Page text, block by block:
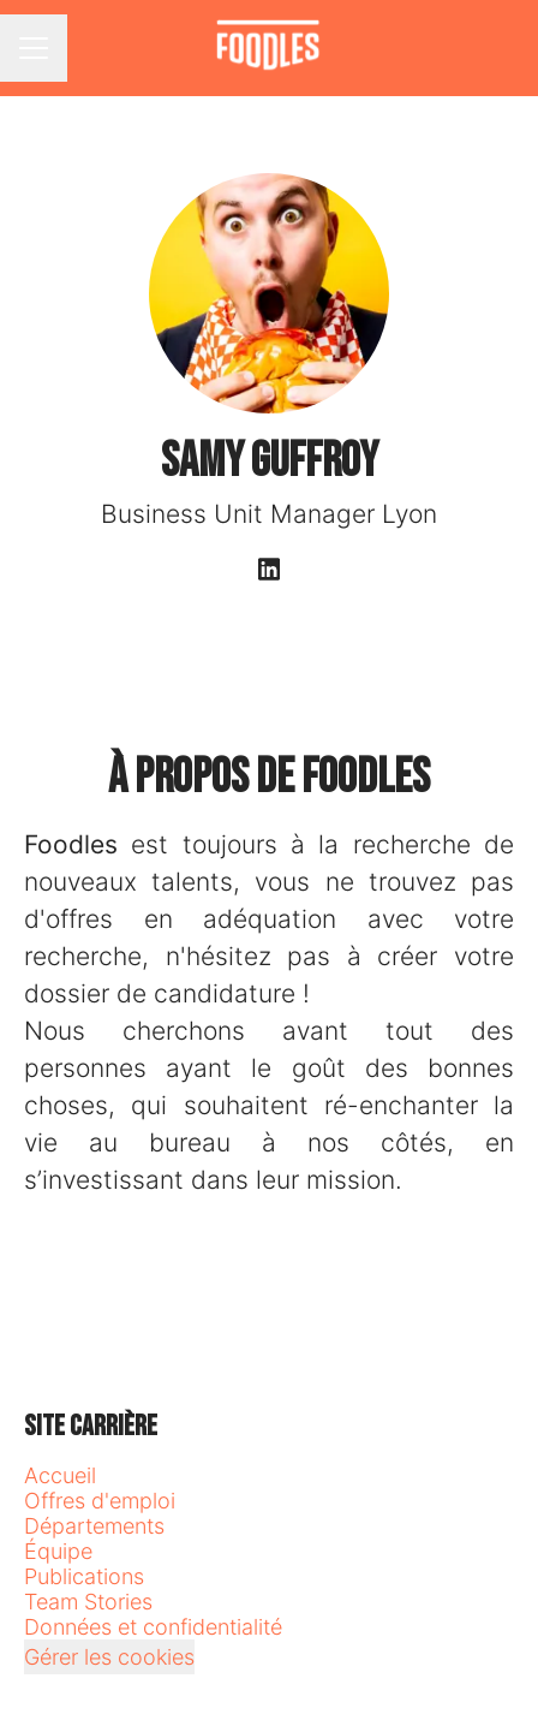
Samy GUFFROY
Business Unit Manager Lyon
À propos de Foodles
Foodles est toujours à la recherche de
nouveaux talents, vous ne trouvez pas
d'offres en adéquation avec votre
recherche, n'hésitez pas à créer votre
dossier de candidature !
Nous cherchons avant tout des
personnes ayant le goût des bonnes
choses, qui souhaitent ré-enchanter la
vie au bureau à nos côtés, en
s’investissant dans leur mission.
Site carrière
Accueil
Offres d'emploi
Départements
Équipe
Publications
Team Stories
Données et confidentialité
Gérer les cookies